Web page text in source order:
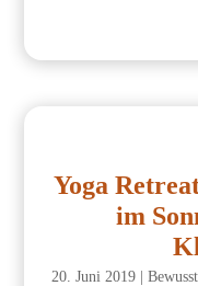
Yoga
im
20. Juni 2019 |